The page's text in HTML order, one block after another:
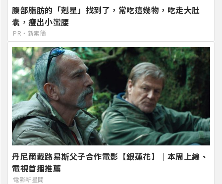
腹部脂肪的「剋星」找到了，常吃這幾物，吃走大肚
囊，瘦出小蠻腰
PR・新素簡
丹尼爾戴路易斯父子合作電影【銀蓮花】｜本周上線、
電視首播推薦
電影新星聞